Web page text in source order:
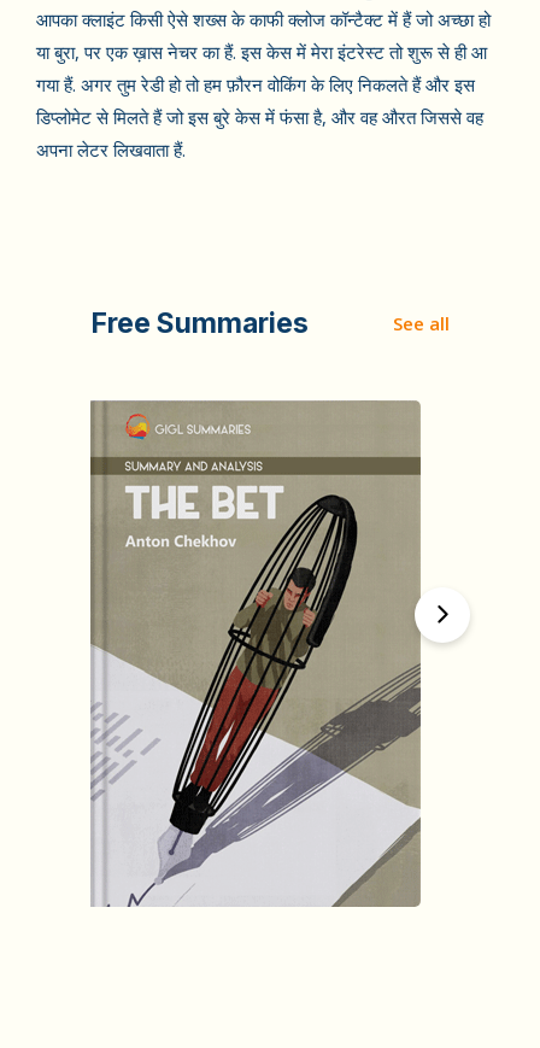
आपका क्लाइंट किसी ऐसे शख्स के काफी क्लोज कॉन्टैक्ट में हैं जो अच्छा हो
या बुरा, पर एक ख़ास नेचर का हैं. इस केस में मेरा इंटरेस्ट तो शुरू से ही आ
गया हैं. अगर तुम रेडी हो तो हम फ़ौरन वोकिंग के लिए निकलते हैं और इस
डिप्लोमेट से मिलते हैं जो इस बुरे केस में फंसा है, और वह औरत जिससे वह
अपना लेटर लिखवाता हैं.
Free Summaries See all
हिंदी (Hindi)
The Bet
Anton Chekhov
1634
Summary by
GIGLER
1622081 1622081